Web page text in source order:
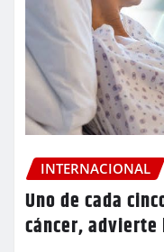
INTERNACIONAL
Uno de cada
cáncer, advierte